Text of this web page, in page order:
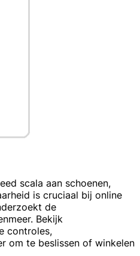
scala aan schoenen,
is cruciaal bij online
de
Bekijk
controles,
om te beslissen of winkelen